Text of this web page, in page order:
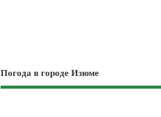
Погода в городе Изюме